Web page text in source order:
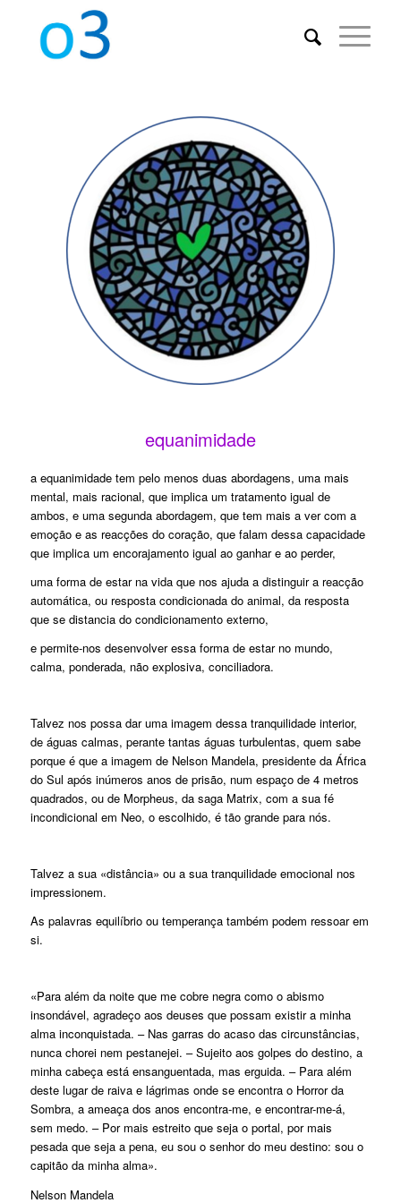
equanimidade
a equanimidade tem pelo menos duas abordagens, uma mais
mental, mais racional, que implica um tratamento igual de
ambos, e uma segunda abordagem, que tem mais a ver com a
emoção e as reacções do coração, que falam dessa capacidade
que implica um encorajamento igual ao ganhar e ao perder,
uma forma de estar na vida que nos ajuda a distinguir a reacção
automática, ou resposta condicionada do animal, da resposta
que se distancia do condicionamento externo,
e permite-nos desenvolver essa forma de estar no mundo,
calma, ponderada, não explosiva, conciliadora.
Talvez nos possa dar uma imagem dessa tranquilidade interior,
de águas calmas, perante tantas águas turbulentas, quem sabe
porque é que a imagem de Nelson Mandela, presidente da África
do Sul após inúmeros anos de prisão, num espaço de 4 metros
quadrados, ou de Morpheus, da saga Matrix, com a sua fé
incondicional em Neo, o escolhido, é tão grande para nós.
Talvez a sua «distância» ou a sua tranquilidade emocional nos
impressionem.
As palavras equilíbrio ou temperança também podem ressoar em
si.
«Para além da noite que me cobre negra como o abismo
insondável, agradeço aos deuses que possam existir a minha
alma inconquistada. – Nas garras do acaso das circunstâncias,
nunca chorei nem pestanejei. – Sujeito aos golpes do destino, a
minha cabeça está ensanguentada, mas erguida. – Para além
deste lugar de raiva e lágrimas onde se encontra o Horror da
Sombra, a ameaça dos anos encontra-me, e encontrar-me-á,
sem medo. – Por mais estreito que seja o portal, por mais
pesada que seja a pena, eu sou o senhor do meu destino: sou o
capitão da minha alma».
Nelson Mandela